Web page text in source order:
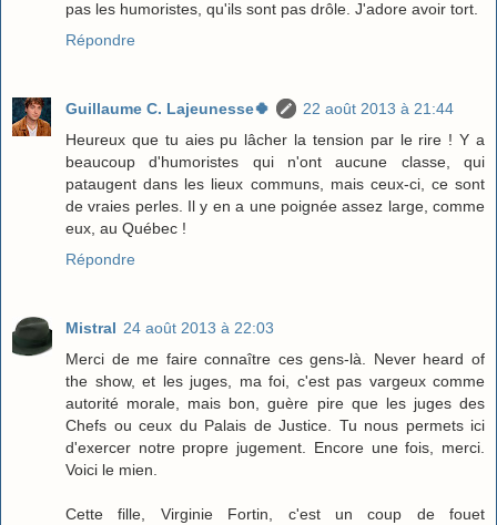
pas les humoristes, qu'ils sont pas drôle. J'adore avoir tort.
Répondre
Guillaume C. Lajeunesse🍀
22 août 2013 à 21:44
Heureux que tu aies pu lâcher la tension par le rire ! Y a
beaucoup d'humoristes qui n'ont aucune classe, qui
pataugent dans les lieux communs, mais ceux-ci, ce sont
de vraies perles. Il y en a une poignée assez large, comme
eux, au Québec !
Répondre
Mistral 24 août 2013 à 22:03
Merci de me faire connaître ces gens-là. Never heard of
the show, et les juges, ma foi, c'est pas vargeux comme
autorité morale, mais bon, guère pire que les juges des
Chefs ou ceux du Palais de Justice. Tu nous permets ici
d'exercer notre propre jugement. Encore une fois, merci.
Voici le mien.
Cette fille, Virginie Fortin, c'est un coup de fouet